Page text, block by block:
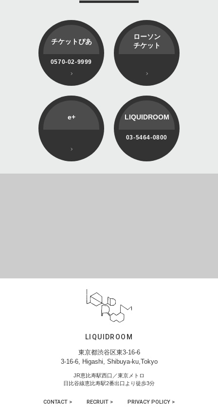
チケットぴあ
0570-02-9999
ローソン
チケット
e+ LIQUIDROOM
03-5464-0800
LIQUIDROOM
東京都渋谷区東3-16-6
3-16-6, Higashi, Shibuya-ku,Tokyo
JR恵比寿駅西口／東京メトロ
日比谷線恵比寿駅2番出口より徒歩3分
CONTACT > RECRUIT > PRIVACY POLICY >